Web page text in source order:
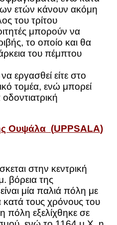
ετών κάνουν ακόμη
του τρίτου
μπορούν να
το οποίο και θα
του πέμπτου
εργασθεί είτε στο
τομέα, ενώ μπορεί
οδοντιατρική
Ουψάλα (UPPSALA)
στην κεντρική
βόρεια της
μία παλιά πόλη με
κατά τους χρόνους του
πόλη εξελίχθηκε σε